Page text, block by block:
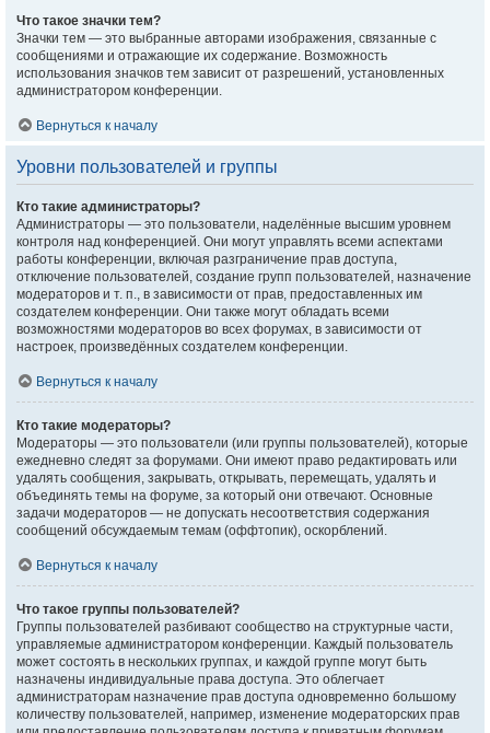
Что такое значки тем?
Значки тем — это выбранные авторами изображения, связанные с
сообщениями и отражающие их содержание. Возможность
использования значков тем зависит от разрешений, установленных
администратором конференции.
Вернуться к началу
Уровни пользователей и группы
Кто такие администраторы?
Администраторы — это пользователи, наделённые высшим уровнем
контроля над конференцией. Они могут управлять всеми аспектами
работы конференции, включая разграничение прав доступа,
отключение пользователей, создание групп пользователей, назначение
модераторов и т. п., в зависимости от прав, предоставленных им
создателем конференции. Они также могут обладать всеми
возможностями модераторов во всех форумах, в зависимости от
настроек, произведённых создателем конференции.
Вернуться к началу
Кто такие модераторы?
Модераторы — это пользователи (или группы пользователей), которые
ежедневно следят за форумами. Они имеют право редактировать или
удалять сообщения, закрывать, открывать, перемещать, удалять и
объединять темы на форуме, за который они отвечают. Основные
задачи модераторов — не допускать несоответствия содержания
сообщений обсуждаемым темам (оффтопик), оскорблений.
Вернуться к началу
Что такое группы пользователей?
Группы пользователей разбивают сообщество на структурные части,
управляемые администратором конференции. Каждый пользователь
может состоять в нескольких группах, и каждой группе могут быть
назначены индивидуальные права доступа. Это облегчает
администраторам назначение прав доступа одновременно большому
количеству пользователей, например, изменение модераторских прав